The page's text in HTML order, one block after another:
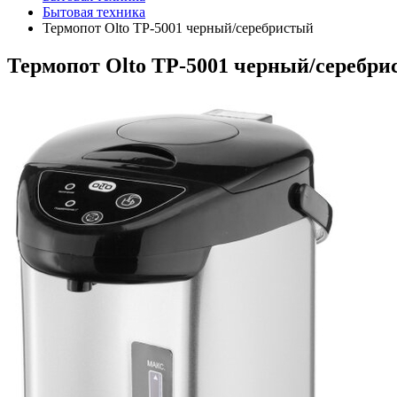
Бытовая техника
Термопот Olto TP-5001 черный/серебристый
Термопот Olto TP-5001 черный/